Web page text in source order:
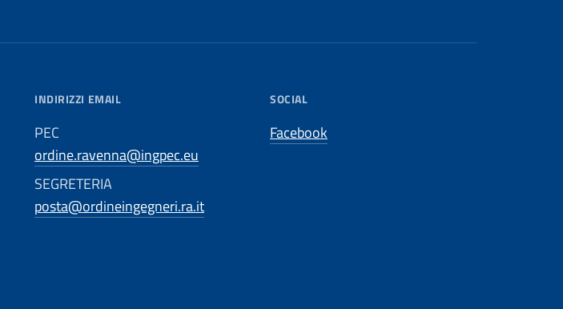
INDIRIZZI EMAIL
PEC
ordine.ravenna@ingpec.eu
SEGRETERIA
posta@ordineingegneri.ra.it
SOCIAL
Facebook